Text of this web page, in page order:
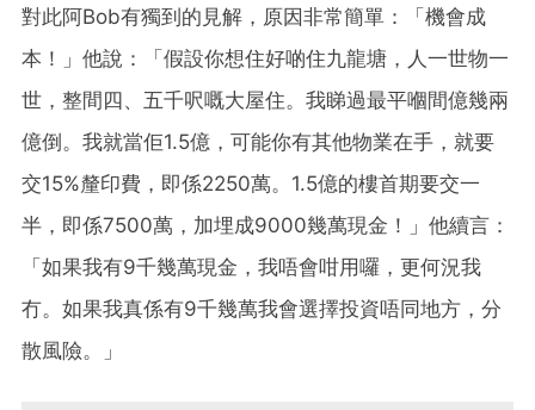
對此阿Bob有獨到的見解，原因非常簡單：「機會成
本！」他說：「假設你想住好啲住九龍塘，人一世物一
世，整間四、五千呎嘅大屋住。我睇過最平嗰間億幾兩
億倒。我就當佢1.5億，可能你有其他物業在手，就要
交15%釐印費，即係2250萬。1.5億的樓首期要交一
半，即係7500萬，加埋成9000幾萬現金！」他續言：
「如果我有9千幾萬現金，我唔會咁用囉，更何況我
冇。如果我真係有9千幾萬我會選擇投資唔同地方，分
散風險。」